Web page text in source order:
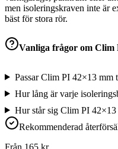
men isoleringskraven inte är
bäst för stora rör.
Vanliga frågor om Clim
Passar Clim PI 42×13 mm
Hur lång är varje
Hur står sig Clim PI
Rekommenderad
Från 165 kr